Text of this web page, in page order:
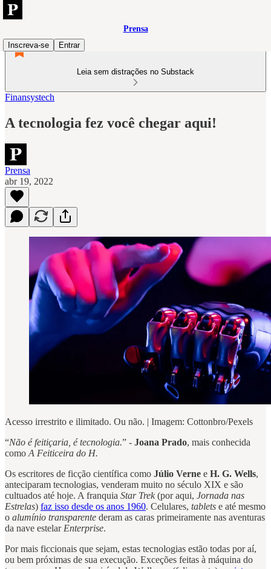
Prensa
Inscreva-se
Entrar
Leia sem distrações no Substack
Finansystech
A tecnologia fez você chegar aqui!
Prensa
abr 19, 2022
Acesso irrestrito e ilimitado. Ou não. | Imagem: Cottonbro/Pexels
“Não é feitiçaria, é tecnologia.” - Joana Prado, mais conhecida
como A Feiticeira do H.
Os escritores de ficção científica como Júlio Verne e H. G. Wells,
anteciparam tecnologias, venderam muito no século XIX e são
cultuados até hoje. A franquia Star Trek (por aqui, Jornada nas
Estrelas) faz isso desde os anos 1960. Celulares, tablets e até mesmo
o alumínio transparente deram as caras primeiramente nas aventuras
da nave estelar Enterprise.
Por mais ficcionais que sejam, estas tecnologias estão todas por aí,
ou bem próximas de sua execução. Exceções feitas à máquina do